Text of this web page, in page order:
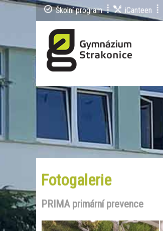
Školní program iCanteen
Fotogalerie
PRIMA primární prevence